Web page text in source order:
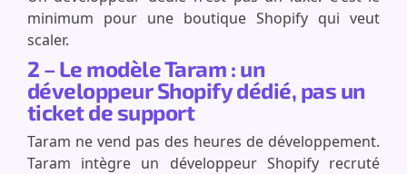
minimum pour une boutique Shopify qui veut
scaler.
2 – Le modèle Taram : un
développeur Shopify dédié, pas un
ticket de support
Taram ne vend pas des heures de développement.
Taram intègre un développeur Shopify recruté